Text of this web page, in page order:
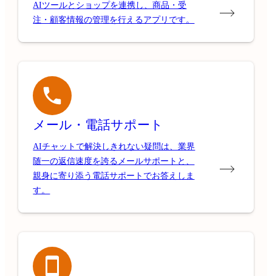
AIツールとショップを連携し、商品・受
注・顧客情報の管理を行えるアプリです。
メール・電話サポート
AIチャットで解決しきれない疑問は、業界
随一の返信速度を誇るメールサポートと、
親身に寄り添う電話サポートでお答えしま
す。